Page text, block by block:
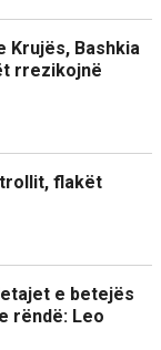
Krujës, Bashkia
rrezikojnë
flakët
e betejës
rëndë: Leo